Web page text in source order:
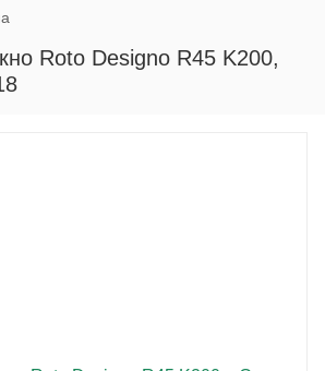
Roto Designo R45 K200,